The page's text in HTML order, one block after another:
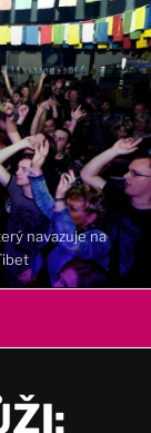
navazuje na